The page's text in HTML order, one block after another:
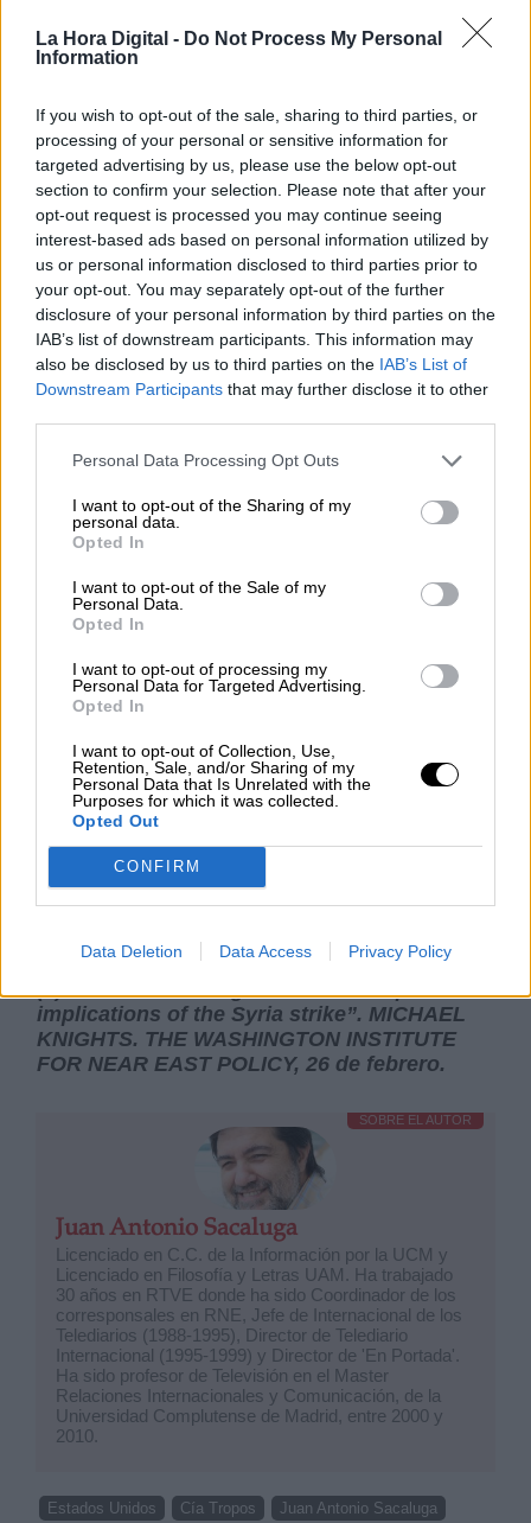
La Hora Digital - Do Not Process My Personal
Information
If you wish to opt-out of the sale, sharing to third parties, or
processing of your personal or sensitive information for
targeted advertising by us, please use the below opt-out
section to confirm your selection. Please note that after your
opt-out request is processed you may continue seeing
interest-based ads based on personal information utilized by
us or personal information disclosed to third parties prior to
your opt-out. You may separately opt-out of the further
disclosure of your personal information by third parties on the
IAB’s list of downstream participants. This information may
also be disclosed by us to third parties on the IAB’s List of
Downstream Participants that may further disclose it to other
Personal Data Processing Opt Outs
I want to opt-out of the Sharing of my
personal data.
Opted In
I want to opt-out of the Sale of my
Personal Data.
Opted In
I want to opt-out of processing my
Personal Data for Targeted Advertising.
Opted In
I want to opt-out of Collection, Use,
Retention, Sale, and/or Sharing of my
Personal Data that Is Unrelated with the
Purposes for which it was collected.
Opted Out
CONFIRM
Data Deletion Data Access Privacy Policy
su palmarés militar con el bombardeo de un
campamento de
Siria, en represalia por un ataque de este
grupo contra el aeropuerto de Erbil, en el
Kurdistán iraquí, donde las fuerzas
occidentales tienen una base (5).
El enredo del acuerdo nuclear exige
decisiones más comprometidas. Como ya
ocurrió en el periodo 2011-2015, es
imposible tener a todo el mundo contento.
Biden lo sabe mejor que nadie. Por instinto,
alberga poca simpatía por cualquiera de los
actores de esta disputa. Pero,
contrariamente a Trump, se ha rodeado de
colaboradores de eseestablishmentque se
de la política exterior desde hace 70 años.
NOTAS
1) “Inside THE Biden’s team deliberations
JOHN HUDSON y KAREN DEYOUNG. THE
WASHINGTON POST, 2 de marzo.
https://twitter.com/JohnBrennan/status/
(3) “Iran wants the nuclear deal It made.
Don’t ask Tehran meet new demands”.
MOHAMMAD JAVAD ZARIF. FOREIGN
AFFAIRS, 22 de enero.
(4) “Reviving the JCPOA after maximum
pressure”. INTERNATIONAL CRISIS GROUP,
29 de enero.
https://www.crisisgroup.org/middle-east-
after-maximum-pressure
implications of the Syria strike”. MICHAEL
KNIGHTS. THE WASHINGTON INSTITUTE
FOR NEAR EAST POLICY, 26 de febrero.
SOBRE EL AUTOR
Juan Antonio Sacaluga
Licenciado en C.C. de la Información por la UCM y
Licenciado en Filosofía y Letras UAM. Ha trabajado
30 años en RTVE donde ha sido Coordinador de los
corresponsales en RNE, Jefe de Internacional de los
Telediarios (1988-1995), Director de Telediario
Internacional (1995-1999) y Director de 'En Portada'.
Ha sido profesor de Televisión en el Master
Relaciones Internacionales y Comunicación, de la
Universidad Complutense de Madrid, entre 2000 y
2010.
Estados Unidos Cía Tropos
Juan Antonio Sacaluga